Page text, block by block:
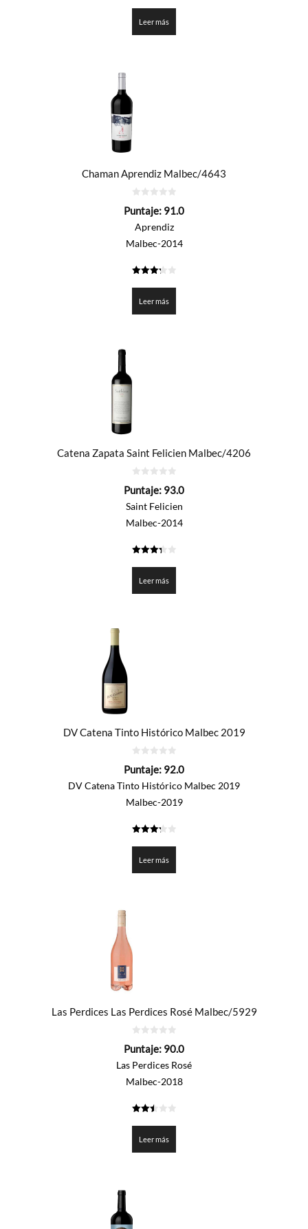
Leer más
Chaman Aprendiz Malbec/4643
de
Puntaje: 91.0
Aprendiz
Malbec-2014
de 5
Leer más
Catena Zapata Saint Felicien Malbec/4206
de
Puntaje: 93.0
Saint Felicien
Malbec-2014
de 5
Leer más
DV Catena Tinto Histórico Malbec 2019
de
Puntaje: 92.0
DV Catena Tinto Histórico Malbec 2019
Malbec-2019
de 5
Leer más
Las Perdices Las Perdices Rosé Malbec/5929
de
Puntaje: 90.0
Las Perdices Rosé
Malbec-2018
de 5
Leer más